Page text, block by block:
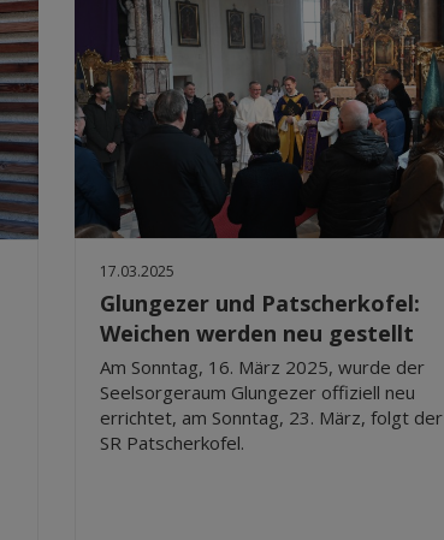
17.03.2025
Glungezer und Patscherkofel:
Weichen werden neu gestellt
Am Sonntag, 16. März 2025, wurde der
Seelsorgeraum Glungezer offiziell neu
errichtet, am Sonntag, 23. März, folgt der
SR Patscherkofel.